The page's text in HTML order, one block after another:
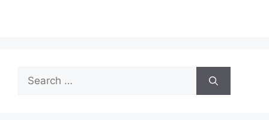
Search
for: